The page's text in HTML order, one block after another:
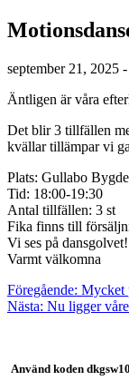
september 21, 2025
Äntligen är våra
Det blir 3 tillfällen
kvällar tillämpar vi
Plats: Gullabo
Tid: 18:00-19:30
Antal tillfällen: 3 st
Fika finns till
Vi ses på dansgolvet!
Varmt välkomna
Föregående: Mycket
Nästa: Nu ligger
Använd koden